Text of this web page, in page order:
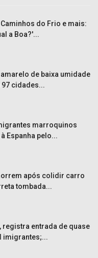
do Frio e mais:
a Boa?'...
de baixa umidade
97 cidades...
marroquinos
Espanha pelo...
após colidir carro
tombada...
registra entrada de quase
imigrantes;...